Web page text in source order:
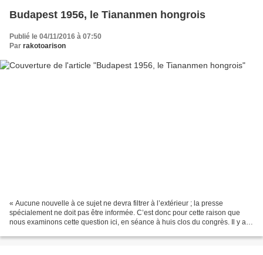
Budapest 1956, le Tiananmen hongrois
Publié le 04/11/2016 à 07:50
Par rakotoarison
« Aucune nouvelle à ce sujet ne devra filtrer à l’extérieur ; la presse
spécialement ne doit pas être informée. C’est donc pour cette raison que
nous examinons cette question ici, en séance à huis clos du congrès. Il y a